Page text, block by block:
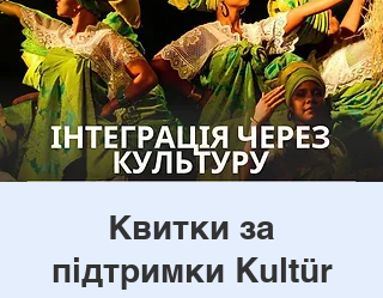
Квитки за
підтримки Kultür